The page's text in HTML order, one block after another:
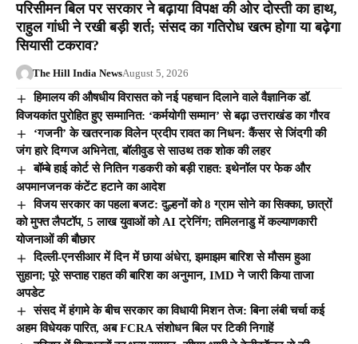
परिसीमन बिल पर सरकार ने बढ़ाया विपक्ष की ओर दोस्ती का हाथ,
राहुल गांधी ने रखी बड़ी शर्त; संसद का गतिरोध खत्म होगा या बढ़ेगा
सियासी टकराव?
The Hill India NewsAugust 5, 2026
हिमालय की औषधीय विरासत को नई पहचान दिलाने वाले वैज्ञानिक डॉ.
विजयकांत पुरोहित हुए सम्मानित: ‘कर्मयोगी सम्मान’ से बढ़ा उत्तराखंड का गौरव
‘गजनी’ के खतरनाक विलेन प्रदीप रावत का निधन: कैंसर से जिंदगी की
जंग हारे दिग्गज अभिनेता, बॉलीवुड से साउथ तक शोक की लहर
बॉम्बे हाई कोर्ट से नितिन गडकरी को बड़ी राहत: इथेनॉल पर फेक और
अपमानजनक कंटेंट हटाने का आदेश
विजय सरकार का पहला बजट: दुल्हनों को 8 ग्राम सोने का सिक्का, छात्रों
को मुफ्त लैपटॉप, 5 लाख युवाओं को AI ट्रेनिंग; तमिलनाडु में कल्याणकारी
योजनाओं की बौछार
दिल्ली-एनसीआर में दिन में छाया अंधेरा, झमाझम बारिश से मौसम हुआ
सुहाना; पूरे सप्ताह राहत की बारिश का अनुमान, IMD ने जारी किया ताजा
अपडेट
संसद में हंगामे के बीच सरकार का विधायी मिशन तेज: बिना लंबी चर्चा कई
अहम विधेयक पारित, अब FCRA संशोधन बिल पर टिकी निगाहें